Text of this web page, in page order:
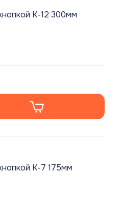
К-12 300мм
К-7 175мм